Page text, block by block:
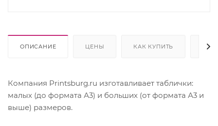
ОПИСАНИЕ ЦЕНЫ КАК КУПИТЬ
Компания Printsburg.ru изготавливает таблички:
малых (до формата А3) и больших (от формата А3 и
выше) размеров.